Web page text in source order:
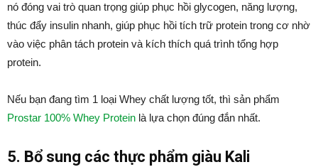
nó đóng vai trò quan trọng giúp phục hồi glycogen, năng lượng,
thúc đẩy insulin nhanh, giúp phục hồi tích trữ protein trong cơ nhờ
vào việc phân tách protein và kích thích quá trình tổng hợp
protein.
Nếu bạn đang tìm 1 loại Whey chất lượng tốt, thì sản phẩm
Prostar 100% Whey Protein là lựa chọn đúng đắn nhất.
5. Bổ sung các thực phẩm giàu Kali